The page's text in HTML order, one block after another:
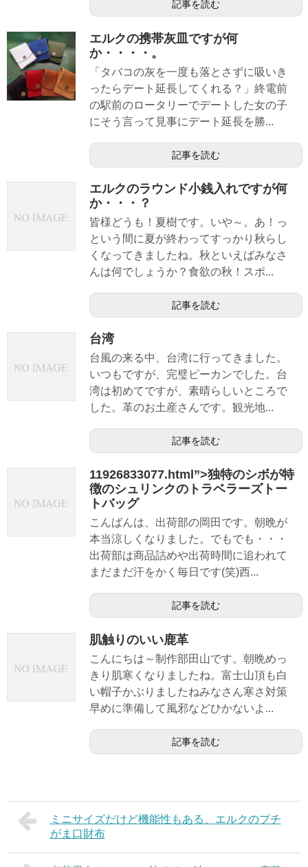
記事を読む
エルクの携帯灰皿ですが何
か・・・・。
「タバコの灰を一度も落とさずに吸いき
ったらデート延長してくれる？」終電前
の駅前のロータリーでデートした女の子
にそう言って見事にデート延長を勝...
記事を読む
エルクのラウンド小銭入れですが何
か・・・？
皆様どうも！夏樹です。いや～。あ！っ
という間に夏が終わってすっかり秋らし
くなってきましたね。秋といえばみなさ
んは何でしょうか？食欲の秋！スポ...
記事を読む
台湾
台風の来る中、台湾に行ってきました。
いつもですが、完璧ピーカンでした。台
湾は初めてですが、素晴らしいところで
した。革のお土産さんです。観光地...
記事を読む
11926833077.html”>独特のシボが特
徴のシュリンクのトラベラーズトー
トバッグ
こんばんは、出荷部の岡田です。朝晩が
本当涼しくなりました。でもでも・・・
出荷部は商品詰めや出荷時間に追われて
まだまだ汗をかく毎日です(笑)西...
記事を読む
肌触りのいい鹿革
こんにちは～制作部田山です。朝晩めっ
きり肌寒くなりましたね。富士山頂も白
い帽子かぶりましたねみなさん寒さ対策
早めに準備して風邪などひかないよ...
記事を読む
ミニサイズだけど機能性もある、エルクのプチ
がま口財布